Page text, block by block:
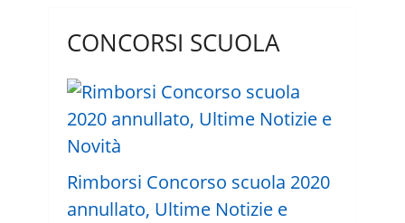
CONCORSI SCUOLA
Rimborsi Concorso scuola 2020
annullato, Ultime Notizie e